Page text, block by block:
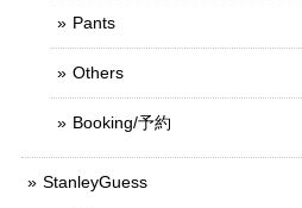
Pants
Others
Booking/予約
StanleyGuess